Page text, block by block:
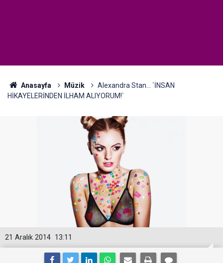
Anasayfa Müzik
Alexandra Stan... `İNSAN
HİKAYELERİNDEN İLHAM ALIYORUM!`
13:11
21 Aralık 2014